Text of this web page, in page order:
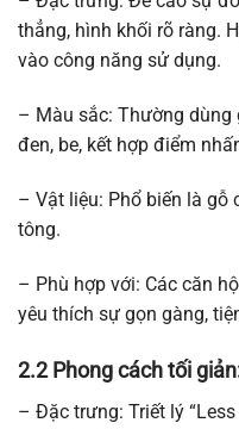
thẳng, hình khối rõ ràng.
vào công năng sử dụng.
– Màu sắc: Thường dùng
đen, be, kết hợp điểm
– Vật liệu: Phổ biến là gỗ
tông.
– Phù hợp với: Các căn
yêu thích sự gọn gàng,
2.2 Phong cách tối
– Đặc trưng: Triết lý